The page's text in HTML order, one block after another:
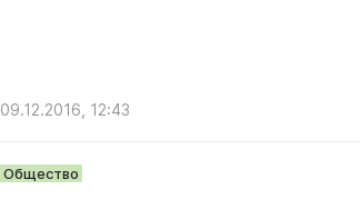
09.12.2016, 12:43
Общество